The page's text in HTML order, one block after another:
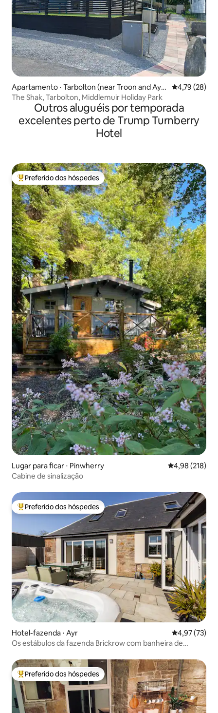
Apartamento ⋅ Tarbolton (near Troon and Ayr)
Ayrshire
4,79 de uma
4,79 (28)
The Shak, Tarbolton, Middlemuir Holiday Park
Outros aluguéis por temporada
excelentes perto de Trump Turnberry
Hotel
Entre os melhores preferidos dos hóspedes
Preferido dos hóspedes
Lugar para ficar ⋅ Pinwherry 4,98 de uma
4,98 (218)
Cabine de sinalização
Entre os melhores preferidos dos hóspedes
Preferido dos hóspedes
Hotel-fazenda ⋅ Ayr 4,97 de uma
4,97 (73)
Os estábulos da fazenda Brickrow com banheira de
Entre os melhores preferidos dos hóspedes
Preferido dos hóspedes